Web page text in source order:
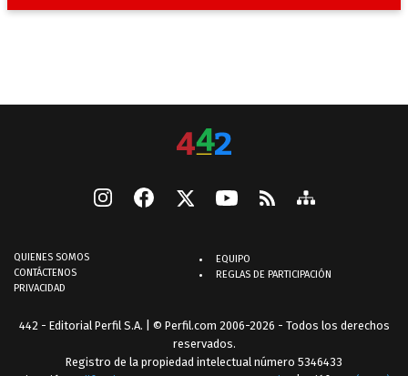
QUIENES SOMOS
CONTÁCTENOS
PRIVACIDAD
EQUIPO
REGLAS DE PARTICIPACIÓN
442 - Editorial Perfil S.A. | © Perfil.com 2006-2026 - Todos los derechos
reservados.
Registro de la propiedad intelectual número 5346433